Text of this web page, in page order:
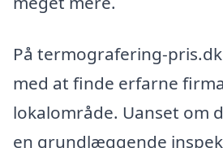
På termografering-
med at finde erfarne
lokalområde. Uanset om
en grundlæggende